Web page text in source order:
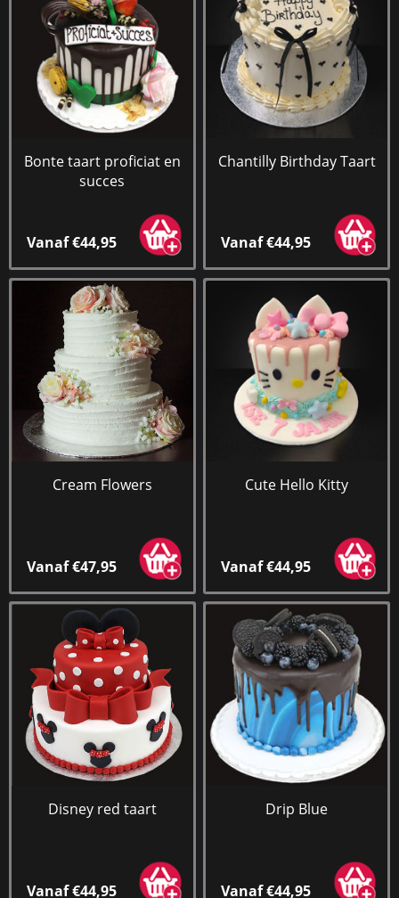
Bonte taart proficiat en
succes
Vanaf €44,95
Chantilly Birthday Taart
Vanaf €44,95
Cream Flowers
Vanaf €47,95
Cute Hello Kitty
Vanaf €44,95
Disney red taart
Vanaf €44,95
Drip Blue
Vanaf €44,95